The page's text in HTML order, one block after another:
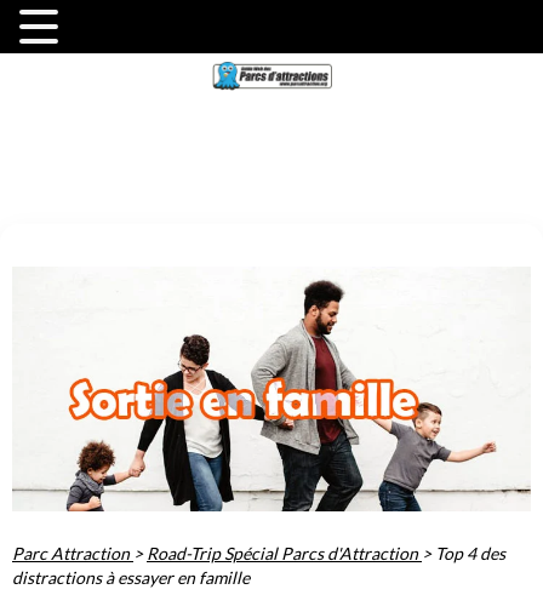
Parc Attraction >Road-Trip Spécial Parcs d'Attraction > Top 4 des
distractions à essayer en famille